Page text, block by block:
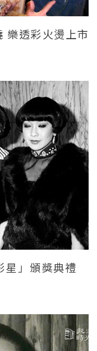
樂透彩火燙上市
星」頒獎典禮